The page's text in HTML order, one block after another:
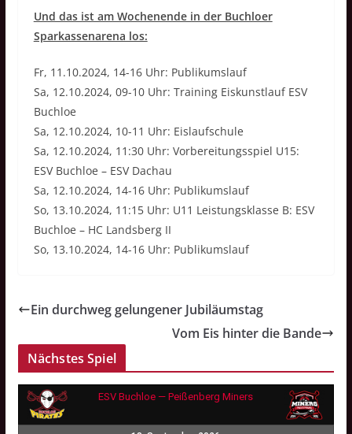
Und das ist am Wochenende in der Buchloer
Sparkassenarena los:
Fr, 11.10.2024, 14-16 Uhr: Publikumslauf
Sa, 12.10.2024, 09-10 Uhr: Training Eiskunstlauf ESV
Buchloe
Sa, 12.10.2024, 10-11 Uhr: Eislaufschule
Sa, 12.10.2024, 11:30 Uhr: Vorbereitungsspiel U15:
ESV Buchloe – ESV Dachau
Sa, 12.10.2024, 14-16 Uhr: Publikumslauf
So, 13.10.2024, 11:15 Uhr: U11 Leistungsklasse B: ESV
Buchloe – HC Landsberg II
So, 13.10.2024, 14-16 Uhr: Publikumslauf
Ein durchweg gelungener Jubiläumstag
Vom Eis hinter die Bande
Nächstes Spiel
ESV Buchloe — Peißenberg Miners